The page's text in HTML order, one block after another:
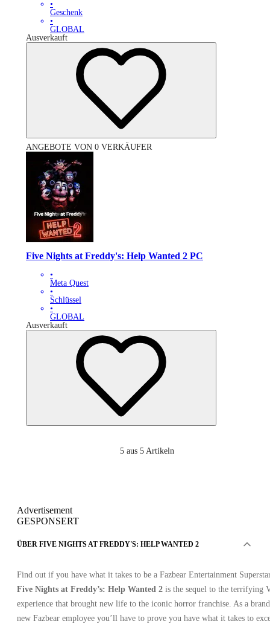
•
Geschenk
•
GLOBAL
Ausverkauft
ANGEBOTE VON 0 VERKÄUFER
Five Nights at Freddy's: Help Wanted 2 PC
•
Meta Quest
•
Schlüssel
•
GLOBAL
Ausverkauft
5 aus 5 Artikeln
Advertisement
GESPONSERT
ÜBER FIVE NIGHTS AT FREDDY'S: HELP WANTED 2
Find out if you have what it takes to be a Fazbear Entertainment
Five Nights at Freddy’s: Help Wanted 2 is the sequel to the terrifying
experience that brought new life to the iconic horror franchise. As a brand
new Fazbear employee you’ll have to prove you have what it takes to